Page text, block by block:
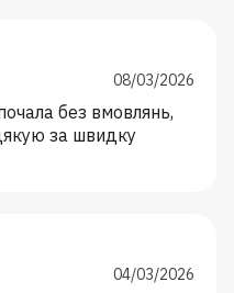
08/03/2026
без вмовлянь,
за швидку
04/03/2026